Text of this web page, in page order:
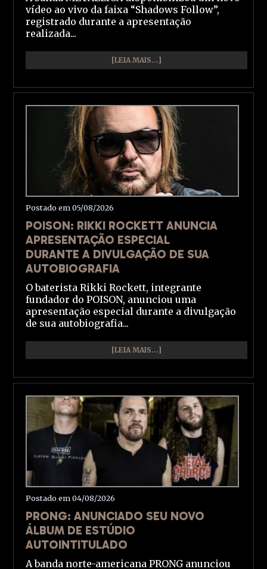
vídeo ao vivo da faixa “Shadows Follow”,
registrado durante a apresentação
realizada...
[LEIA MAIS...]
Postado em 05/08/2026
POISON: RIKKI ROCKETT ANUNCIA
APRESENTAÇÃO ESPECIAL
DURANTE A DIVULGAÇÃO DE SUA
AUTOBIOGRAFIA
O baterista Rikki Rockett, integrante
fundador do POISON, anunciou uma
apresentação especial durante a divulgação
de sua autobiografia...
[LEIA MAIS...]
Postado em 04/08/2026
PRONG: ANUNCIADO SEU NOVO
ÁLBUM DE ESTÚDIO
AUTOINTITULADO
A banda norte-americana PRONG anunciou